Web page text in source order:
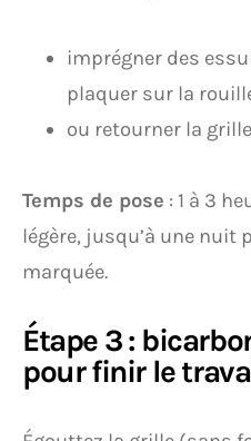
imprégner des
plaquer sur la
ou retourner la
Temps de pose : 1 à 3
légère, jusqu’à une nuit
marquée.
Étape 3 :
pour finir le